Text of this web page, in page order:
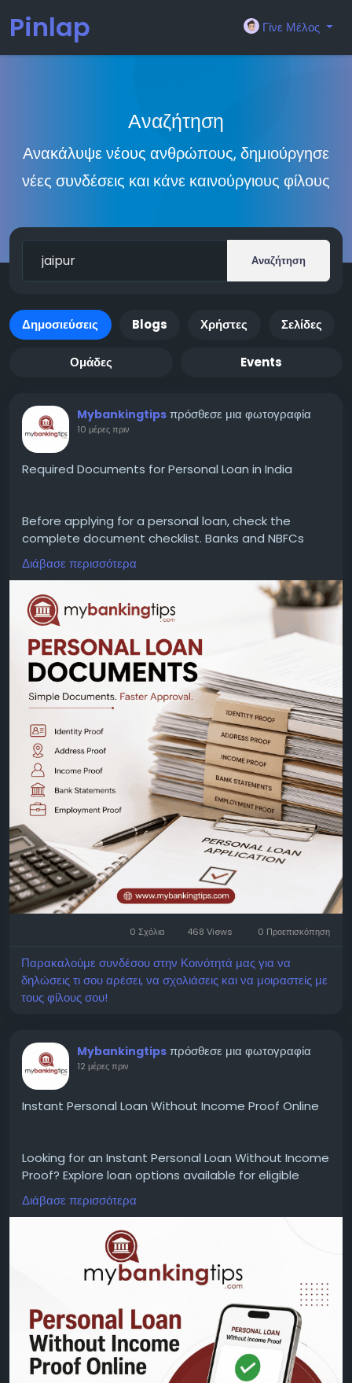
Pinlap Γίνε Μέλος
Αναζήτηση
Ανακάλυψε νέους ανθρώπους, δημιούργησε
νέες συνδέσεις και κάνε καινούργιους φίλους
Αναζήτηση
Δημοσιεύσεις Blogs Χρήστες Σελίδες
Ομάδες Events
Mybankingtips πρόσθεσε μια φωτογραφία
10 μέρες πριν
Required Documents for Personal Loan in India
Before applying for a personal loan, check the
complete document checklist. Banks and NBFCs
generally require PAN Card, Aadhaar Card, address
proof, income proof, bank statements, and
employment or business documents to process
your application without delays.
WEBSITE:https://www.mybankingtips.com/personal-
loan/documents-required
Mail: business@mybankingtips.com
Address: Jaipur, Rajasthan, India 302017
Διάβασε περισσότερα
0 Σχόλια 468 Views 0 Προεπισκόπηση
Παρακαλούμε συνδέσου στην Κοινότητά μας για να
δηλώσεις τι σου αρέσει, να σχολιάσεις και να μοιραστείς με
τους φίλους σου!
Mybankingtips πρόσθεσε μια φωτογραφία
12 μέρες πριν
Instant Personal Loan Without Income Proof Online
Looking for an Instant Personal Loan Without Income
Proof? Explore loan options available for eligible
borrowers with a simple online application process.
Check eligibility criteria, accepted documents,
interest rates, loan amounts, repayment tenure,
processing details, and approval requirements
before applying.
WEBSITE:https://www.mybankingtips.com/personal-
loan/personal-loan-without-income-proof-online
Mail: business@mybankingtips.com
Address: Jaipur, Rajasthan, India 302017
Διάβασε περισσότερα